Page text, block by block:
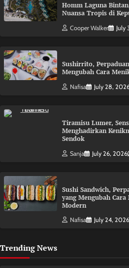
Homm Laguna
Nuansa Tropis di
Cooper Walker July
Sushirrito,
Mengubah Cara
Nafisa July 28,
Tiramisu Lumer,
Menghadirkan
Sendok
Sanja July 26, 2026
Sushi Sandwich,
yang Mengubah
Modern
Nafisa July 24, 2026
Trending News